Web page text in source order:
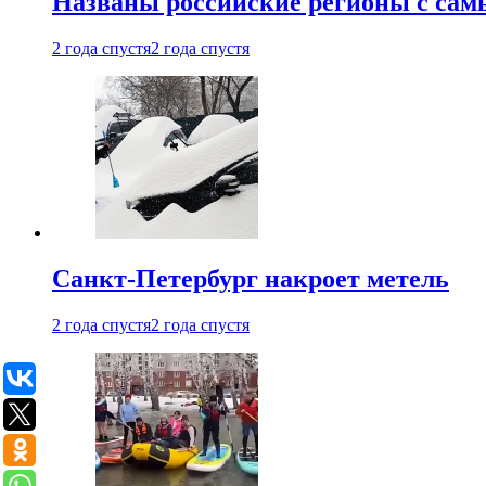
2 года спустя2 года спустя
Санкт-Петербург накроет метель
2 года спустя2 года спустя